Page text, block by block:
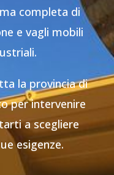
completa di
e vagli mobili
la provincia di
per intervenire
a scegliere
esigenze.